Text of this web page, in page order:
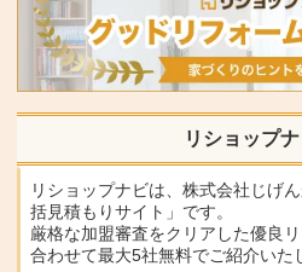
リショップ
リショップナビは、株式会社じげ
括見積もりサイト」です。
厳格な加盟審査をクリアした優良
合わせて最大5社無料でご紹介いた